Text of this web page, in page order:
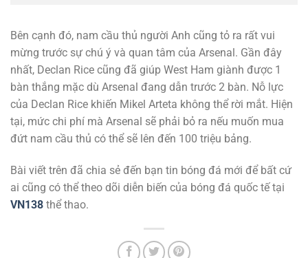
Bên cạnh đó, nam cầu thủ người Anh cũng tỏ ra rất vui
mừng trước sự chú ý và quan tâm của Arsenal. Gần đây
nhất, Declan Rice cũng đã giúp West Ham giành được 1
bàn thắng mặc dù Arsenal đang dẫn trước 2 bàn. Nỗ lực
của Declan Rice khiến Mikel Arteta không thể rời mắt. Hiện
tại, mức chi phí mà Arsenal sẽ phải bỏ ra nếu muốn mua
đứt nam cầu thủ có thể sẽ lên đến 100 triệu bảng.
Bài viết trên đã chia sẻ đến bạn tin bóng đá mới để bất cứ
ai cũng có thể theo dõi diễn biến của bóng đá quốc tế tại
VN138 thể thao.